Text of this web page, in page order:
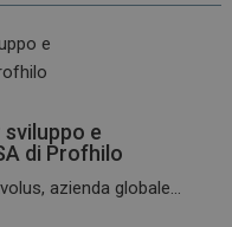
e
di Profhilo
azienda globale...